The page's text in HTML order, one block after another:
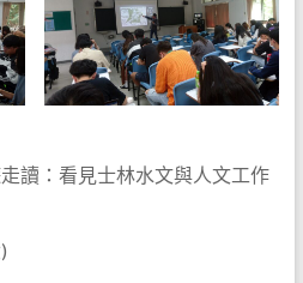
讀：看見士林水文與人文工作